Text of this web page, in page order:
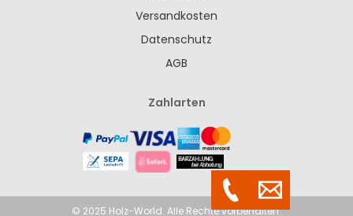
Versandkosten
Datenschutz
AGB
Zahlarten
© 2025 Holz-World. Alle Rechte vorbehalten.